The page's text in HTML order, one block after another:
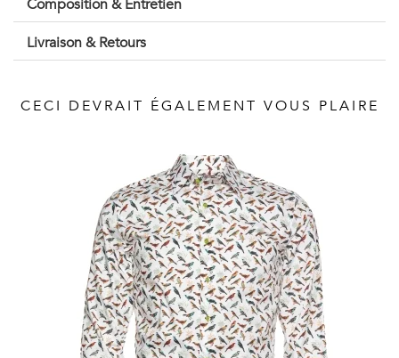
Vintage
Voir
Composition & Entretien
Livraison & Retours
CECI DEVRAIT ÉGALEMENT VOUS PLAIRE